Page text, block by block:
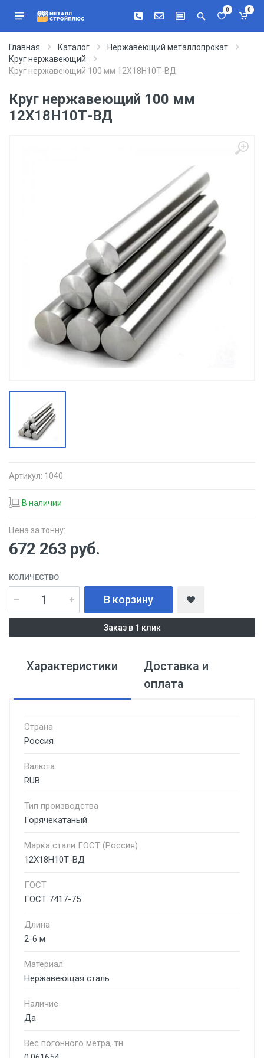
0 0
Главная Каталог
Нержавеющий металлопрокат
Круг нержавеющий
Круг нержавеющий 100 мм 12Х18Н10Т-ВД
Круг нержавеющий 100 мм
12Х18Н10Т-ВД
Артикул: 1040
В наличии
Цена за тонну:
672 263 руб.
КОЛИЧЕСТВО
В корзину
Заказ в 1 клик
Характеристики
Доставка и
оплата
Страна
Россия
Валюта
RUB
Тип производства
Горячекатаный
Марка стали ГОСТ (Россия)
12Х18Н10Т-ВД
ГОСТ
ГОСТ 7417-75
Длина
2-6 м
Материал
Нержавеющая сталь
Наличие
Да
Вес погонного метра, тн